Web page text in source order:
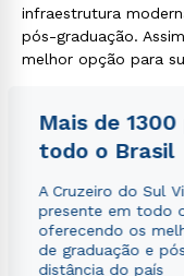
infraestrutura
pós-graduação.
melhor opção para
Mais de
todo o Brasil
A Cruzeiro do Sul
presente em todo
oferecendo os
de graduação e
distância do país
Estou de acordo
autorizo que